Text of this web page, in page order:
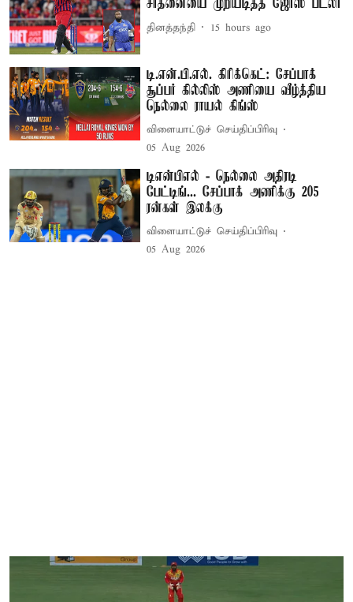
சாதனையை முறியடித்த ஜோஸ் பட்லர்
தினத்தந்தி 15 hours ago
டி.என்.பி.எல். கிரிக்கெட்: சேப்பாக்
சூப்பர் கில்லிஸ் அணியை வீழ்த்திய
நெல்லை ராயல் கிங்ஸ்
விளையாட்டுச் செய்திப்பிரிவு
05 Aug 2026
டிஎன்பிஎல் - நெல்லை அதிரடி
பேட்டிங்... சேப்பாக் அணிக்கு 205
ரன்கள் இலக்கு
விளையாட்டுச் செய்திப்பிரிவு
05 Aug 2026